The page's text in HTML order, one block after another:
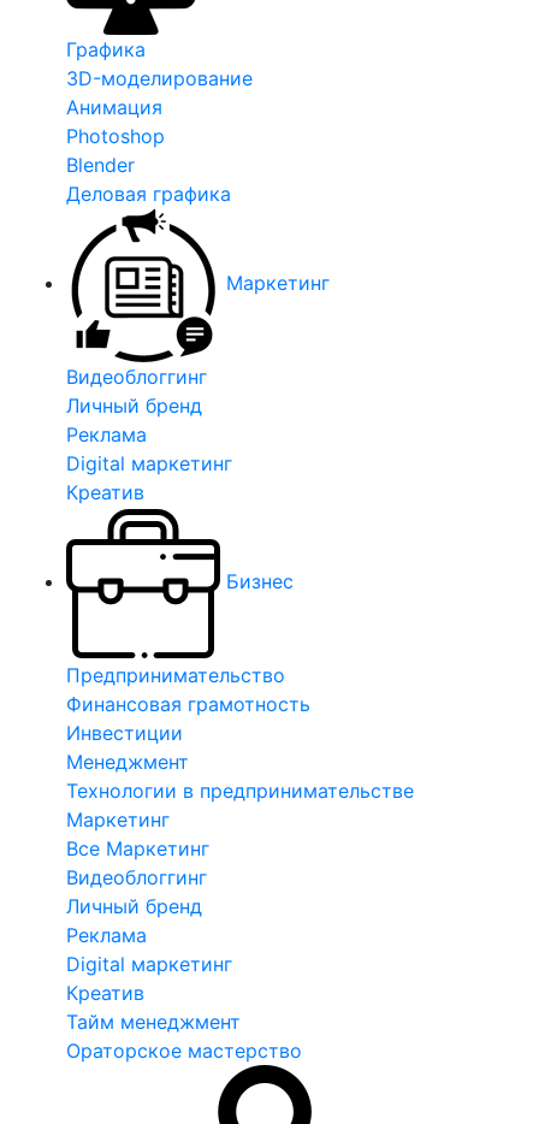
Графика
3D-моделирование
Анимация
Photoshop
Blender
Деловая графика
Маркетинг
Видеоблоггинг
Личный бренд
Реклама
Digital маркетинг
Креатив
Бизнес
Предпринимательство
Финансовая грамотность
Инвестиции
Менеджмент
Технологии в предпринимательстве
Маркетинг
Все Маркетинг
Видеоблоггинг
Личный бренд
Реклама
Digital маркетинг
Креатив
Тайм менеджмент
Ораторское мастерство